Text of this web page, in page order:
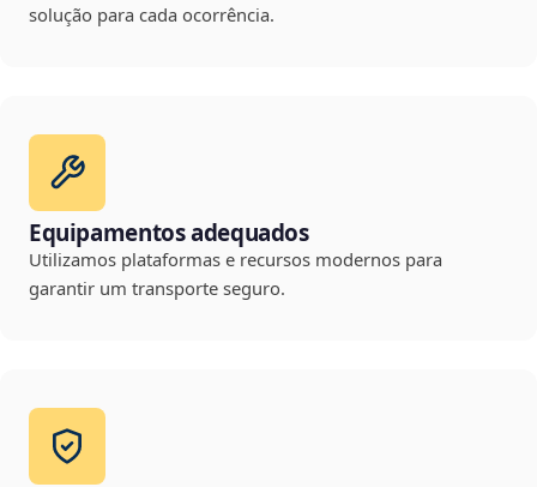
solução para cada ocorrência.
Equipamentos adequados
Utilizamos plataformas e recursos modernos para
garantir um transporte seguro.